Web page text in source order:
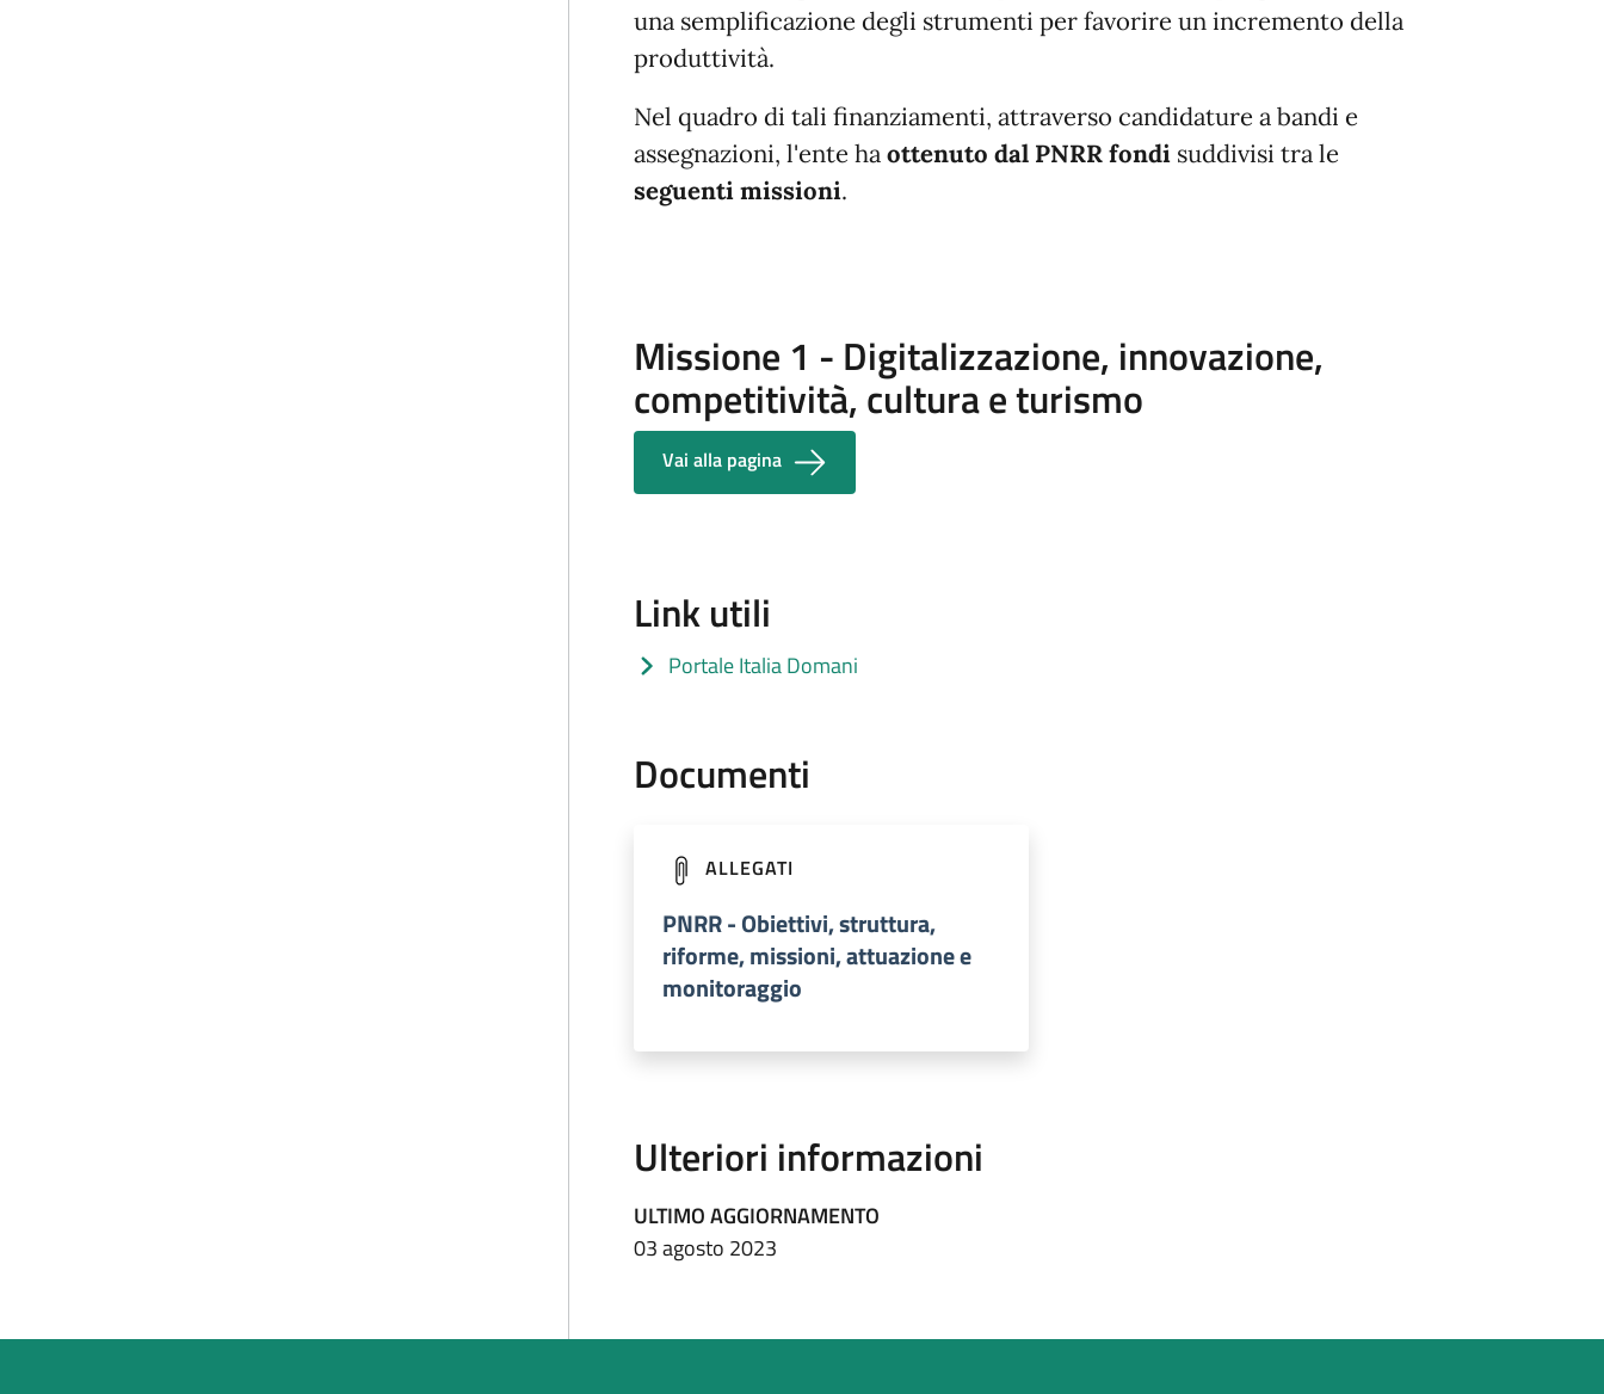
una semplificazione degli strumenti per favorire un incremento della
produttività.
Nel quadro di tali finanziamenti, attraverso candidature a bandi e
assegnazioni, l'ente haottenuto dal PNRR fondi suddivisi tra le
seguenti missioni.
Missione 1 - Digitalizzazione, innovazione,
competitività, cultura e turismo
Vai alla pagina
Link utili
Portale Italia Domani
(apre in un'altra scheda).
Documenti
ALLEGATI
PNRR - Obiettivi, struttura,
riforme, missioni, attuazione e
monitoraggio
(apre in un'altra scheda).
Ulteriori informazioni
ULTIMO AGGIORNAMENTO
03 agosto 2023